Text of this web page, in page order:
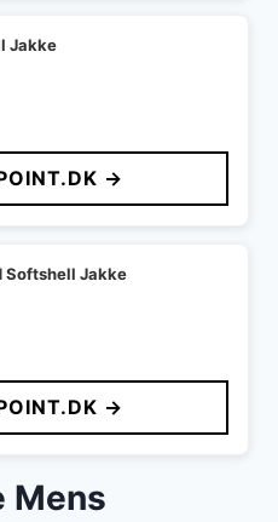
Jakke
→
Softshell Jakke
→
Mens